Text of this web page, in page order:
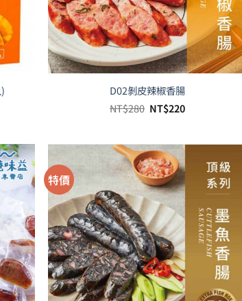
。
D02剝皮辣椒香腸
NT$280 原
價
格：
NT$280。
NT$220目
價
NT$220。
特價